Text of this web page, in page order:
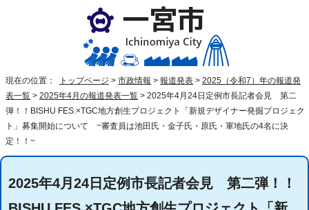
現在の位置： トップページ > 市政情報 > 報道発表 > 2025（令和7）年の報道発
表一覧 > 2025年4月の報道発表一覧 > 2025年4月24日定例市長記者会見 第二
弾！！BISHU FES.×TGC地方創生プロジェクト「新規デザイナー発掘プロジェク
ト」募集開始について ~審査員は池田氏・金子氏・原氏・軍地氏の4名に決
定！！~
2025年4月24日定例市長記者会見 第二弾！！